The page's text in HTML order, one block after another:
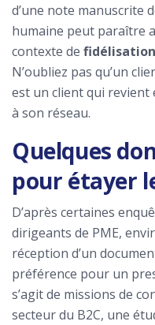
d’une note manuscrite
humaine peut paraître
contexte de fidélisation
N’oubliez pas qu’un
est un client qui revient
à son réseau.
Quelques
pour étayer
D’après certaines
dirigeants de PME,
réception d’un
préférence pour un
s’agit de missions de
secteur du B2C, une